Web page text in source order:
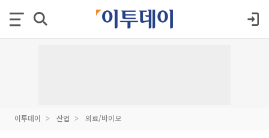
이투데이 산업 의료/바이오